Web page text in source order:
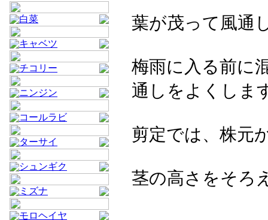
白菜
キャベツ
チコリー
ニンジン
コールラビ
ターサイ
シュンギク
ミズナ
モロヘイヤ
葉が茂って風通
梅雨に入る前に
通しをよくしま
剪定では、株元
茎の高さをそろ